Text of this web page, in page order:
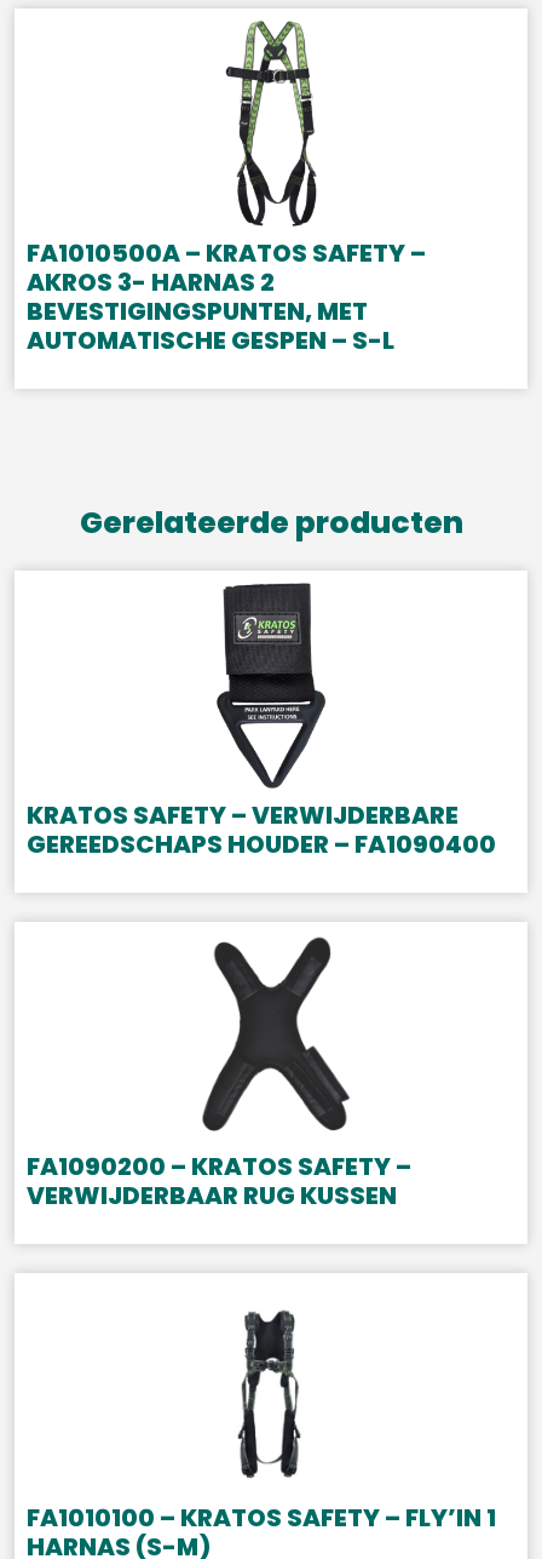
FA1010500A – KRATOS SAFETY –
AKROS 3- HARNAS 2
BEVESTIGINGSPUNTEN, MET
AUTOMATISCHE GESPEN – S-L
Gerelateerde producten
KRATOS SAFETY – VERWIJDERBARE
GEREEDSCHAPS HOUDER – FA1090400
FA1090200 – KRATOS SAFETY –
VERWIJDERBAAR RUG KUSSEN
FA1010100 – KRATOS SAFETY – FLY’IN 1
HARNAS (S-M)